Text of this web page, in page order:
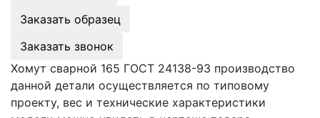
Заказать образец
Заказать звонок
Хомут сварной 165 ГОСТ 24138-93 производство
данной детали осуществляется по типовому
проекту, вес и технические характеристики